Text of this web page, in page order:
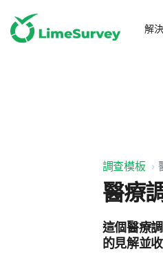
解
調查模板
醫療
這個醫療
的見解並